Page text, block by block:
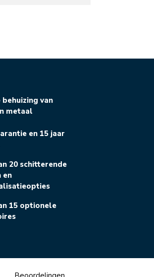
behuizing van
metaal
en 15 jaar
20 schitterende
en
15 optionele